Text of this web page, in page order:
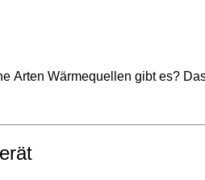
Arten Wärmequellen gibt es?